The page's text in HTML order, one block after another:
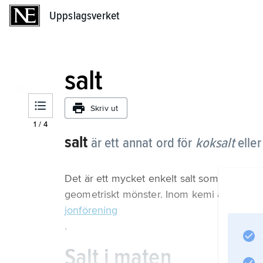
Uppslagsverket
1 / 4
salt
Skriv ut
salt är ett annat ord för koksalteller
Det är ett mycket enkelt salt som är
geometriskt mönster. Inom kemi är salt
jonförening
.